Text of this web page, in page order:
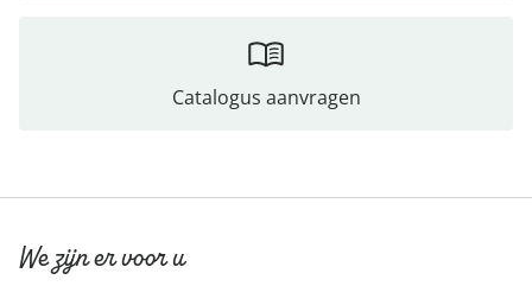
Catalogus aanvragen
We zijn er voor u